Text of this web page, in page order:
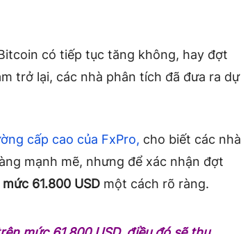
có tiếp tục tăng không, hay đợt
trở lại, các nhà phân tích đã đưa ra dự
cấp cao của FxPro, cho biết các nhà
mạnh mẽ, nhưng để xác nhận đợt
61.800 USD một cách rõ ràng.